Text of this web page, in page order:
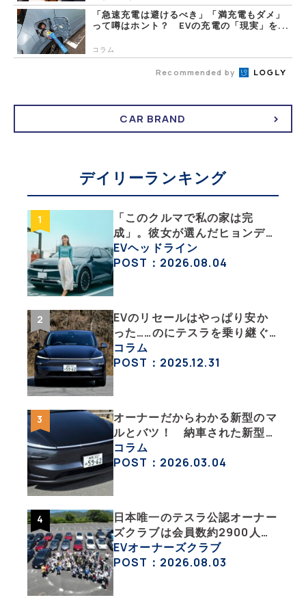
「急速充電は避けるべき」「満充電もダメ」
って噂はホント？ EVの充電の「現実」を...
コラム
Recommended by
CAR BRAND
デイリーランキング
「このクルマで私の家は完
成」。彼女が選んだヒョンデ
「IONIQ 5」の「エネルギーハ
ック」な生活【ななみんEVレ
EVヘッドライン
POST：2026.08.04
EVのリセールはやっぱり安か
った……のにテスラを乗り継ぐ
ってどういうこと？ 【テスラ
沼にはまった大学教授のEV生
コラム
POST：2025.12.31
オーナーだからわかる新型のマ
ルとバツ！ 納車された新型を
旧型モデルＹと細部まで比べて
みた【テスラ沼にはまった大学
コラム
POST：2026.03.04
日本唯一のテスラ公認オーナー
ズクラブは会員数約2900人の
一般社団法人〈テスラオーナー
ズクラブジャパン（TOCJ）〉
EVオーナーズクラブ
POST：2026.08.03